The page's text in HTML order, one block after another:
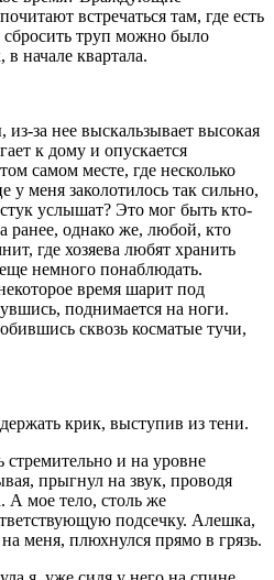
встречаться там, где есть
труп можно было
в начале квартала.
за нее выскальзывает высокая
к дому и опускается
самом месте, где несколько
у меня заколотилось так сильно,
услышат? Это мог быть кто-
ранее, однако же, любой, кто
где хозяева любят хранить
немного понаблюдать.
время шарит под
поднимается на ноги.
сквозь косматые тучи,
крик, выступив из тени.
стремительно и на уровне
прыгнул на звук, проводя
А мое тело, столь же
подсечку. Алешка,
меня, плюхнулся прямо в грязь.